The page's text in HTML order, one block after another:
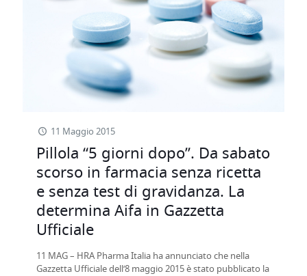
11 Maggio 2015
Pillola “5 giorni dopo”. Da sabato
scorso in farmacia senza ricetta
e senza test di gravidanza. La
determina Aifa in Gazzetta
Ufficiale
11 MAG – HRA Pharma Italia ha annunciato che nella
Gazzetta Ufficiale dell‘8 maggio 2015 è stato pubblicato la